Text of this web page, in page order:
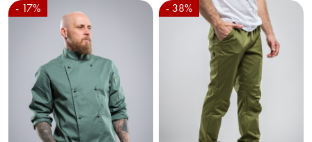
- 17% - 38%